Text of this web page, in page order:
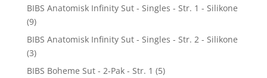
BIBS Anatomisk Infinity Sut - Singles - Str. 1 - Silikone
(9)
BIBS Anatomisk Infinity Sut - Singles - Str. 2 - Silikone
(3)
BIBS Boheme Sut - 2-Pak - Str. 1 (5)